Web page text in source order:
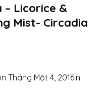
– Licorice &
Mist- Circadia
Tháng Một 4, 2016in